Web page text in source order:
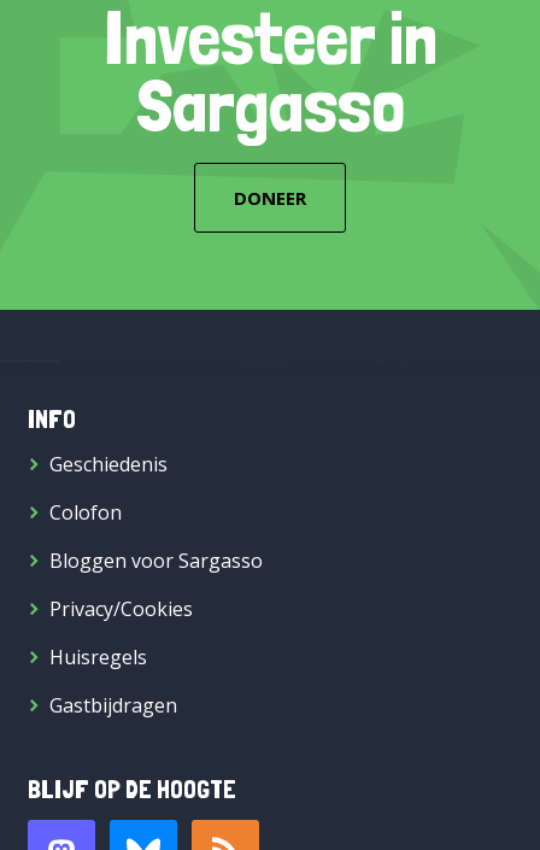
Investeer in
Sargasso
DONEER
INFO
Geschiedenis
Colofon
Bloggen voor Sargasso
Privacy/Cookies
Huisregels
Gastbijdragen
BLIJF OP DE HOOGTE